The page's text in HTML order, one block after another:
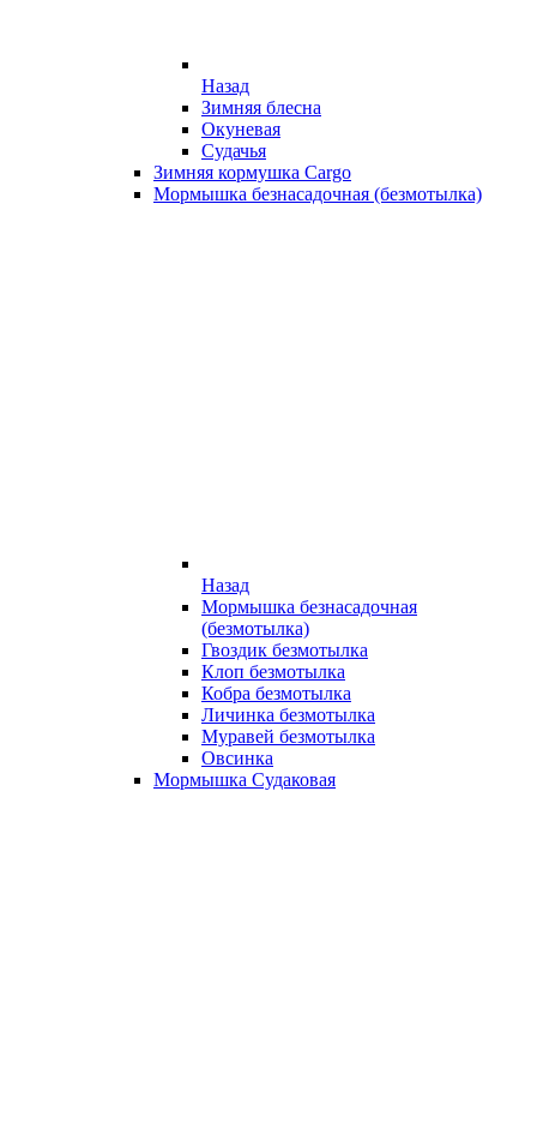
Назад
Зимняя блесна
Окуневая
Судачья
Зимняя кормушка Cargo
Мормышка безнасадочная (безмотылка)
Назад
Мормышка безнасадочная
(безмотылка)
Гвоздик безмотылка
Клоп безмотылка
Кобра безмотылка
Личинка безмотылка
Муравей безмотылка
Овсинка
Мормышка Судаковая